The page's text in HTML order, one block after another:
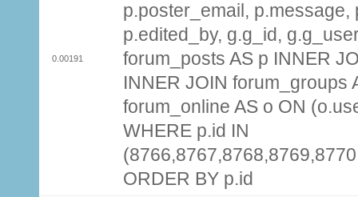
0.00191
p.poster_email,
p.edited_by, g.g_id,
forum_posts AS p INNER
INNER JOIN
forum_online AS o ON
WHERE p.id IN
ORDER BY p.id